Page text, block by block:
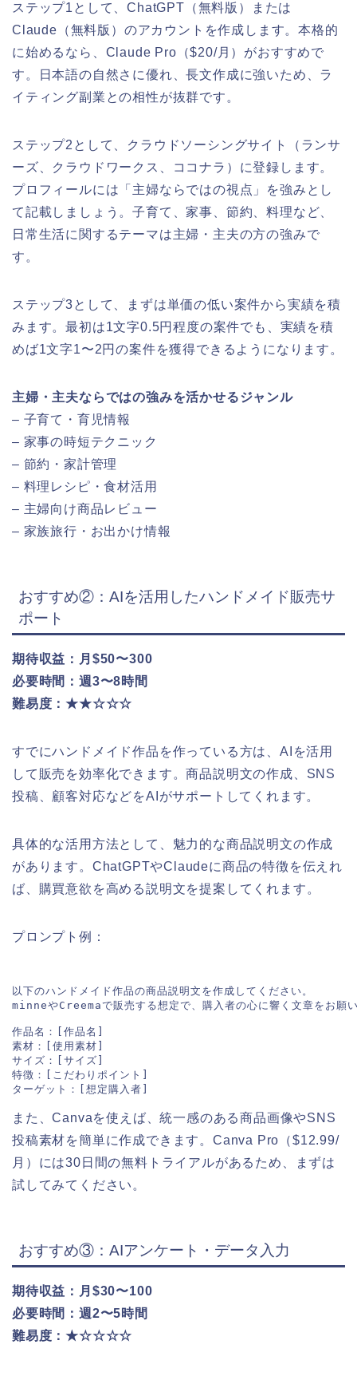
ステップ1として、ChatGPT（無料版）または
Claude（無料版）のアカウントを作成します。本格的
に始めるなら、Claude Pro（$20/月）がおすすめで
す。日本語の自然さに優れ、長文作成に強いため、ラ
イティング副業との相性が抜群です。
ステップ2として、クラウドソーシングサイト（ランサ
ーズ、クラウドワークス、ココナラ）に登録します。
プロフィールには「主婦ならではの視点」を強みとし
て記載しましょう。子育て、家事、節約、料理など、
日常生活に関するテーマは主婦・主夫の方の強みで
す。
ステップ3として、まずは単価の低い案件から実績を積
みます。最初は1文字0.5円程度の案件でも、実績を積
めば1文字1〜2円の案件を獲得できるようになります。
主婦・主夫ならではの強みを活かせるジャンル
– 子育て・育児情報
– 家事の時短テクニック
– 節約・家計管理
– 料理レシピ・食材活用
– 主婦向け商品レビュー
– 家族旅行・お出かけ情報
おすすめ②：AIを活用したハンドメイド販売サ
ポート
期待収益：月$50〜300
必要時間：週3〜8時間
難易度：★★☆☆☆
すでにハンドメイド作品を作っている方は、AIを活用
して販売を効率化できます。商品説明文の作成、SNS
投稿、顧客対応などをAIがサポートしてくれます。
具体的な活用方法として、魅力的な商品説明文の作成
があります。ChatGPTやClaudeに商品の特徴を伝えれ
ば、購買意欲を高める説明文を提案してくれます。
プロンプト例：
以下のハンドメイド作品の商品説明文を作成してください。
minneやCreemaで販売する想定で、購入者の心に響く文章をお願
作品名：[作品名]
素材：[使用素材]
サイズ：[サイズ]
特徴：[こだわりポイント]
また、Canvaを使えば、統一感のある商品画像やSNS
投稿素材を簡単に作成できます。Canva Pro（$12.99/
月）には30日間の無料トライアルがあるため、まずは
試してみてください。
おすすめ③：AIアンケート・データ入力
期待収益：月$30〜100
必要時間：週2〜5時間
難易度：★☆☆☆☆